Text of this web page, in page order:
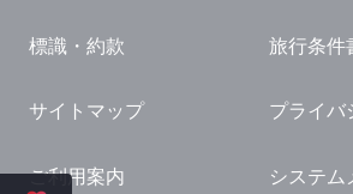
横浜 ホテル
熱海 ホテル
国内観光ガイド
旅行・観光情報
標識・約款 旅行条件
サイトマップ プライバ
ご利用案内 システム